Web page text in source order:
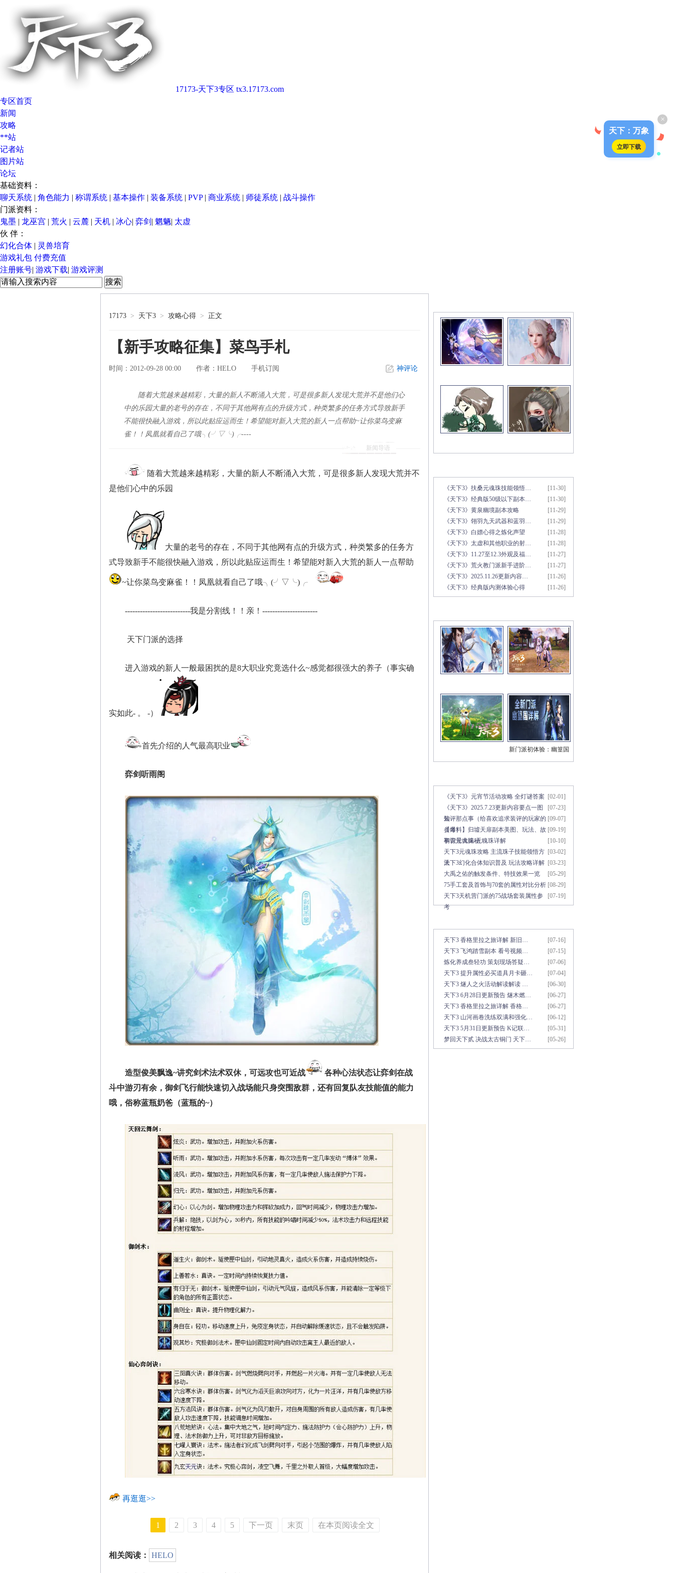
17173-天下3专区 tx3.17173.com
专区首页
新闻
攻略
**站
记者站
图片站
论坛
基础资料：
聊天系统 | 角色能力 | 称谓系统 | 基本操作 | 装备系统 | PVP | 商业系统 | 师徒系统 | 战斗操作
门派资料：
鬼墨 | 龙巫宫 | 荒火 | 云麓 | 天机 | 冰心| 弈剑 | 魍魉| 太虚
伙 伴：
幻化合体 | 灵兽培育
游戏礼包 付费充值
注册账号| 游戏下载| 游戏评测
17173 > 天下3 > 攻略心得 > 正文
【新手攻略征集】菜鸟手札
时间：2012-09-28 00:00 作者： HELO 手机订阅 神评论
新闻导语
随着大荒越来越精彩，大量的新人不断涌入大荒，可是很多新人发现大荒并不是他们心
中的乐园大量的老号的存在，不同于其他网有点的升级方式，种类繁多的任务方式导致新手
不能很快融入游戏，所以此贴应运而生！希望能对新入大荒的新人一点帮助~让你菜鸟变麻
雀！！凤凰就看自己了哦╮(╯▽╰)╭----
随着大荒越来越精彩，大量的新人不断涌入大荒，可是很多新人发现大荒并不
是他们心中的乐园
大量的老号的存在，不同于其他网有点的升级方式，种类繁多的任务方
式导致新手不能很快融入游戏，所以此贴应运而生！希望能对新入大荒的新人一点帮助
~让你菜鸟变麻雀！！凤凰就看自己了哦╮(╯▽╰)╭
--------------------------我是分割线！！亲！----------------------
天下门派的选择
进入游戏的新人一般最困扰的是8大职业究竟选什么~感觉都很强大的养子（事实确
实如此- 。 -）
首先介绍的人气最高职业
弈剑听雨阁
造型俊美飘逸~讲究剑术法术双休，可远攻也可近战
各种心法状态让弈剑在战
斗中游刃有余，御剑飞行能快速切入战场能只身突围敌群，还有回复队友技能值的能力
哦，俗称蓝瓶奶爸（蓝瓶的~）
再逛逛>>
1 2 3 4 5 下一页 末页 在本页阅读全文
相关阅读： HELO
[11-30]
《天下3》扶桑元魂珠技能领悟…
[11-30]
《天下3》经典版50级以下副本…
[11-29]
《天下3》黄泉幽境副本攻略
[11-29]
《天下3》翎羽九天武器和蓝羽…
[11-28]
《天下3》白嫖心得之炼化声望
[11-28]
《天下3》太虚和其他职业的射…
[11-27]
《天下3》11.27至12.3外观及福…
[11-27]
《天下3》荒火教门派新手进阶…
[11-26]
《天下3》2025.11.26更新内容…
[11-26]
《天下3》经典版内测体验心得
新门派初体验：幽篁国
[02-01]
《天下3》元宵节活动攻略 全灯谜答案
[07-23]
《天下3》2025.7.23更新内容要点一图
知
[09-07]
装评那点事（给喜欢追求装评的玩家的
参考）
[09-19]
【爆料】归墟天扉副本美图、玩法、故
事背景大揭秘！
[10-10]
初识元魂珠-元魂珠详解
[03-02]
天下3元魂珠攻略 主流珠子技能领悟方
法
[03-23]
天下3幻化合体知识普及 玩法攻略详解
[05-29]
大禹之佑的触发条件、特技效果一览
[08-29]
75手工套及首饰与70套的属性对比分析
[07-19]
天下3天机营门派的75战场套装属性参
考
[07-16]
天下3 香格里拉之旅详解 新旧…
[07-15]
天下3 飞鸿踏雪副本 看号视频…
[07-06]
炼化养成叁轻功 策划现场答疑…
[07-04]
天下3 提升属性必买道具月卡砸…
[06-30]
天下3 燧人之火活动解读解读 …
[06-27]
天下3 6月28日更新预告 燧木燃…
[06-27]
天下3 香格里拉之旅详解 香格…
[06-12]
天下3 山河画卷洗练双满和强化…
[05-31]
天下3 5月31日更新预告 K记联…
[05-26]
梦回天下贰 决战太古铜门 天下…
×
天下：万象
立即下载